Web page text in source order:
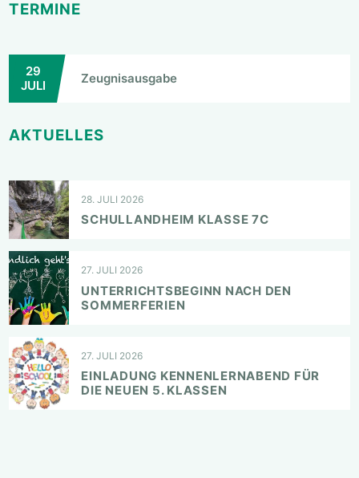
TERMINE
29
JULI
Zeugnisausgabe
AKTUELLES
28. JULI 2026
SCHULLANDHEIM KLASSE 7C
27. JULI 2026
UNTERRICHTSBEGINN NACH DEN
SOMMERFERIEN
27. JULI 2026
EINLADUNG KENNENLERNABEND FÜR
DIE NEUEN 5. KLASSEN